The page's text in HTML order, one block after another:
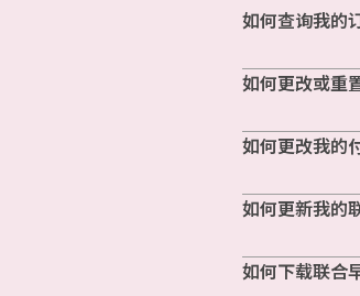
如何查询我的
如何更改或重
如何更改我的
如何更新我的
如何下载联合